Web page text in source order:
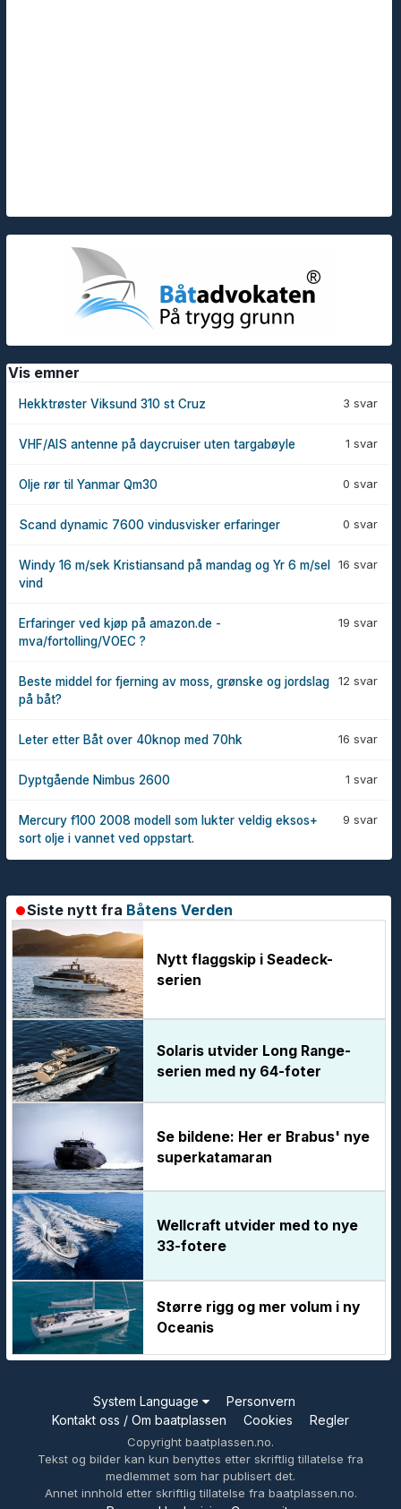
Vis emner
3 svar
Hekktrøster Viksund 310 st Cruz
1 svar
VHF/AIS antenne på daycruiser uten targabøyle
0 svar
Olje rør til Yanmar Qm30
0 svar
Scand dynamic 7600 vindusvisker erfaringer
16 svar
Windy 16 m/sek Kristiansand på mandag og Yr 6 m/sel
vind
19 svar
Erfaringer ved kjøp på amazon.de -
mva/fortolling/VOEC ?
12 svar
Beste middel for fjerning av moss, grønske og jordslag
på båt?
16 svar
Leter etter Båt over 40knop med 70hk
1 svar
Dyptgående Nimbus 2600
9 svar
Mercury f100 2008 modell som lukter veldig eksos+
sort olje i vannet ved oppstart.
Siste nytt fra Båtens Verden
Nytt flaggskip i Seadeck-
serien
Solaris utvider Long Range-
serien med ny 64-foter
Se bildene: Her er Brabus' nye
superkatamaran
Wellcraft utvider med to nye
33-fotere
Større rigg og mer volum i ny
Oceanis
System Language
Personvern
Kontakt oss / Om baatplassen
Cookies Regler
Copyright baatplassen.no.
Tekst og bilder kan kun benyttes etter skriftlig tillatelse fra
medlemmet som har publisert det.
Annet innhold etter skriftlig tillatelse fra baatplassen.no.